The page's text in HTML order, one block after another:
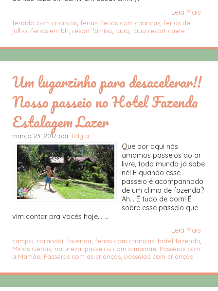
Leia Mais
feriado com crianças ferias ferias com crianças ferias de
julho ferias em bh resort família taua taua resort caete
Um lugarzinho para desacelerar!!
Nosso passeio no Hotel Fazenda
Estalagem Lazer
março 23, 2017 por Talyta
Que por aqui nós
amamos passeios ao ar
livre, todo mundo já sabe
né! E quando esse
passeio é acompanhado
de um clima de fazenda?
Ah... É tudo de bom! É
sobre esse passeio que
vim contar pra vocês hoje... ...
Leia Mais
campo carandaí fazenda ferias com crianças hotel fazenda
Minas Gerais natureza passeios com a mamae Passeios com
a Mamãe Passeios com as crianças passeios com crianças